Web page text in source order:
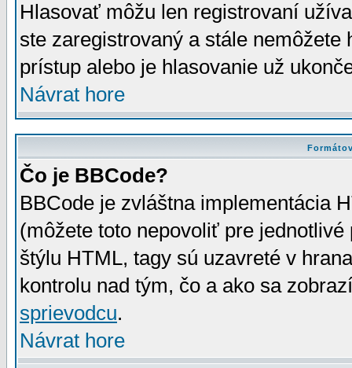
Hlasovať môžu len registrovaní
ste zaregistrovaný a stále
prístup alebo je hlasovanie už
Návrat hore
Čo je BBCode?
BBCode je zvláštna implementácia
(môžete toto nepovoliť pre
štýlu HTML, tagy sú uzavreté v
kontrolu nad tým, čo a ako sa
sprievodcu.
Návrat hore